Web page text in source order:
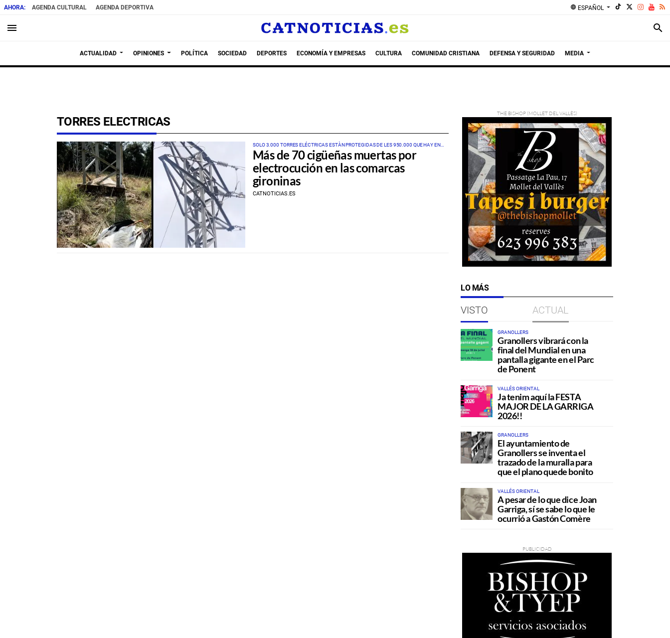
AGENDA CULTURAL AGENDA DEPORTIVA language ESPAÑOL
menu search
ACTUALIDAD OPINIONES POLÍTICA SOCIEDAD DEPORTES ECONOMÍA Y EMPRESAS CULTURA COMUNIDAD CRISTIANA DEFENSA Y SEGURIDAD MEDIA
TORRES ELECTRICAS
SOLO 3.000 TORRES ELÉCTRICAS ESTÀN PROTEGIDAS DE LES 950.000 QUE HAY EN
CATALUNYA
Más de 70 cigüeñas muertas por
electrocución en las comarcas
gironinas
CATNOTICIAS.ES
LO MÁS
VISTO ACTUAL
GRANOLLERS
Granollers vibrará con la
final del Mundial en una
pantalla gigante en el Parc
de Ponent
VALLÉS ORIENTAL
Ja tenim aquí la FESTA
MAJOR DE LA GARRIGA
2026!!
GRANOLLERS
El ayuntamiento de
Granollers se inventa el
trazado de la muralla para
que el plano quede bonito
VALLÉS ORIENTAL
A pesar de lo que dice Joan
Garriga, sí se sabe lo que le
ocurrió a Gastón Comère